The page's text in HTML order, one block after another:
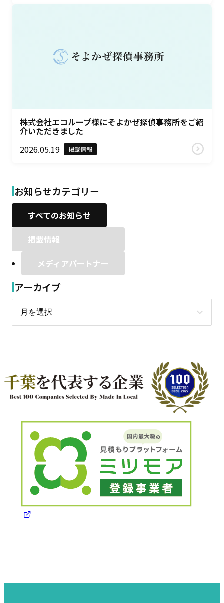
2026.05.19 掲載情報
株式会社エコループ様にそよかぜ探偵事務所をご紹
介いただきました
お知らせカテゴリー
すべてのお知らせ
掲載情報
メディアパートナー
アーカイブ